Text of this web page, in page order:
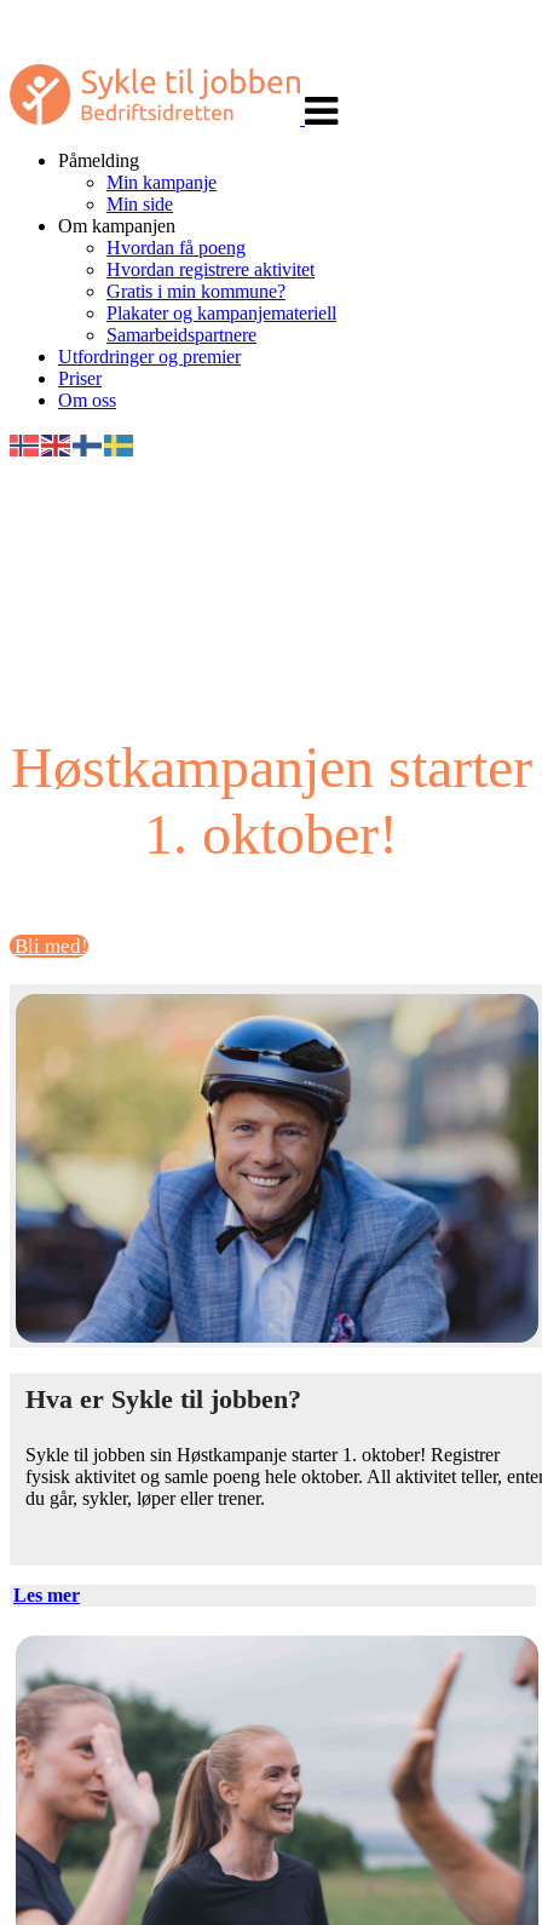
navigasjon
Påmelding
Min kampanje
Min side
Om kampanjen
Hvordan få poeng
Hvordan registrere aktivitet
Gratis i min kommune?
Plakater og kampanjemateriell
Samarbeidspartnere
Utfordringer og premier
Priser
Om oss
Høstkampanjen starter
1. oktober!
Bli med!
Hva er Sykle til jobben?
Sykle til jobben sin Høstkampanje starter 1. oktober! Registrer
fysisk aktivitet og samle poeng hele oktober. All aktivitet teller,
du går, sykler, løper eller trener.
Les mer